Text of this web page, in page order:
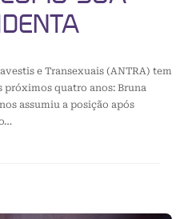
e Transexuais (ANTRA) tem
próximos quatro anos: Bruna
assumiu a posição após